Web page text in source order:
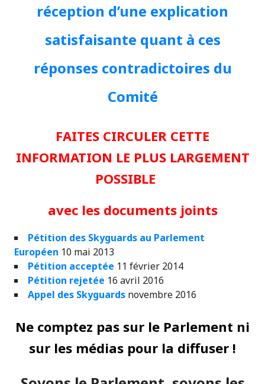
réception d’une explication
satisfaisante quant à ces
réponses contradictoires du
Comité
FAITES CIRCULER CETTE
INFORMATION LE PLUS LARGEMENT
POSSIBLE
avec les documents joints
Pétition des Skyguards au Parlement
Européen 10 mai 2013
Pétition acceptée 11 février 2014
Pétition rejetée 16 avril 2016
Appel des Skyguards novembre 2016
Ne comptez pas sur le Parlement ni
sur les médias pour la diffuser !